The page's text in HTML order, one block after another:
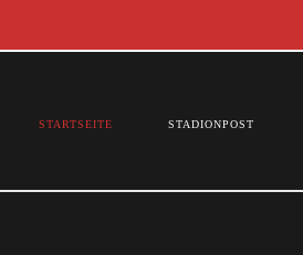
STARTSEITE STADIONPOST